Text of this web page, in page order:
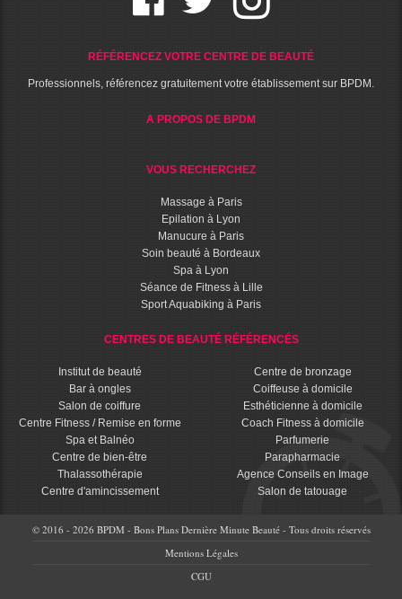
RÉFÉRENCEZ VOTRE CENTRE DE BEAUTÉ
Professionnels, référencez gratuitement votre établissement sur BPDM.
A PROPOS DE BPDM
VOUS RECHERCHEZ
Massage à Paris
Epilation à Lyon
Manucure à Paris
Soin beauté à Bordeaux
Spa à Lyon
Séance de Fitness à Lille
Sport Aquabiking à Paris
CENTRES DE BEAUTÉ RÉFÉRENCÉS
Institut de beauté
Bar à ongles
Salon de coiffure
Centre Fitness / Remise en forme
Spa et Balnéo
Centre de bien-être
Thalassothérapie
Centre d'amincissement
Centre de bronzage
Coiffeuse à domicile
Esthéticienne à domicile
Coach Fitness à domicile
Parfumerie
Parapharmacie
Agence Conseils en Image
Salon de tatouage
© 2016 - 2026 BPDM - Bons Plans Dernière Minute Beauté - Tous droits réservés
Mentions Légales
CGU